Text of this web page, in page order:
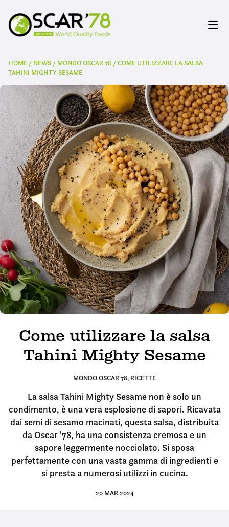
HOME / NEWS / MONDO OSCAR'78 /COME UTILIZZARE LA SALSA
TAHINI MIGHTY SESAME
Come utilizzare la salsa
Tahini Mighty Sesame
MONDO OSCAR'78, RICETTE
La salsa Tahini Mighty Sesame non è solo un
condimento, è una vera esplosione di sapori. Ricavata
dai semi di sesamo macinati, questa salsa, distribuita
da Oscar '78, ha una consistenza cremosa e un
sapore leggermente nocciolato. Si sposa
perfettamente con una vasta gamma di ingredienti e
si presta a numerosi utilizzi in cucina.
20 MAR 2024